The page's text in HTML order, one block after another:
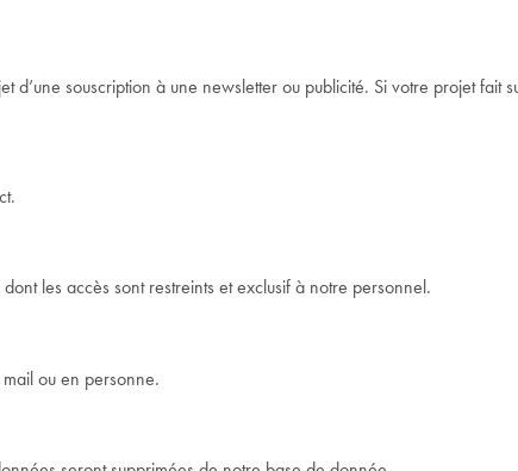
d’une souscription à une newsletter ou publicité. Si votre projet fait
les accès sont restreints et exclusif à notre personnel.
ou en personne.